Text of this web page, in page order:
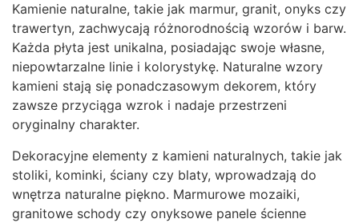
Kamienie naturalne, takie jak marmur, granit, onyks czy
trawertyn, zachwycają różnorodnością wzorów i barw.
Każda płyta jest unikalna, posiadając swoje własne,
niepowtarzalne linie i kolorystykę. Naturalne wzory
kamieni stają się ponadczasowym dekorem, który
zawsze przyciąga wzrok i nadaje przestrzeni
oryginalny charakter.
Dekoracyjne elementy z kamieni naturalnych, takie jak
stoliki, kominki, ściany czy blaty, wprowadzają do
wnętrza naturalne piękno. Marmurowe mozaiki,
granitowe schody czy onyksowe panele ścienne